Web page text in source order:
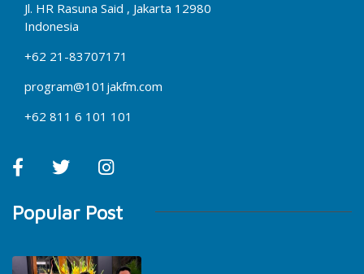
Jl. HR Rasuna Said , Jakarta 12980
Indonesia
+62 21-83707171
program@101jakfm.com
+62 811 6 101 101
Popular Post